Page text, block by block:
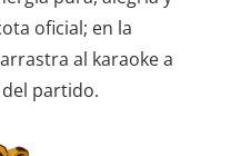
oficial; en la
al karaoke a
partido.